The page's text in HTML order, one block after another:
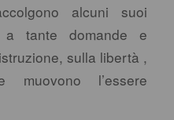
alcuni suoi
a tante domande e
sulla libertà ,
muovono l’essere